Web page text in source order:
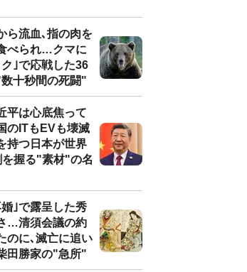
ら流血､指の肉を
べられ…クマに
｣で応戦した36
十秒間の死闘"
平は心底焦って
のITもEVも壊滅
持つ日本が世界
を握る"素材"の名
｣で露呈した秀
…清須会議の約
のに､滅亡に追い
田勝家の"急所"